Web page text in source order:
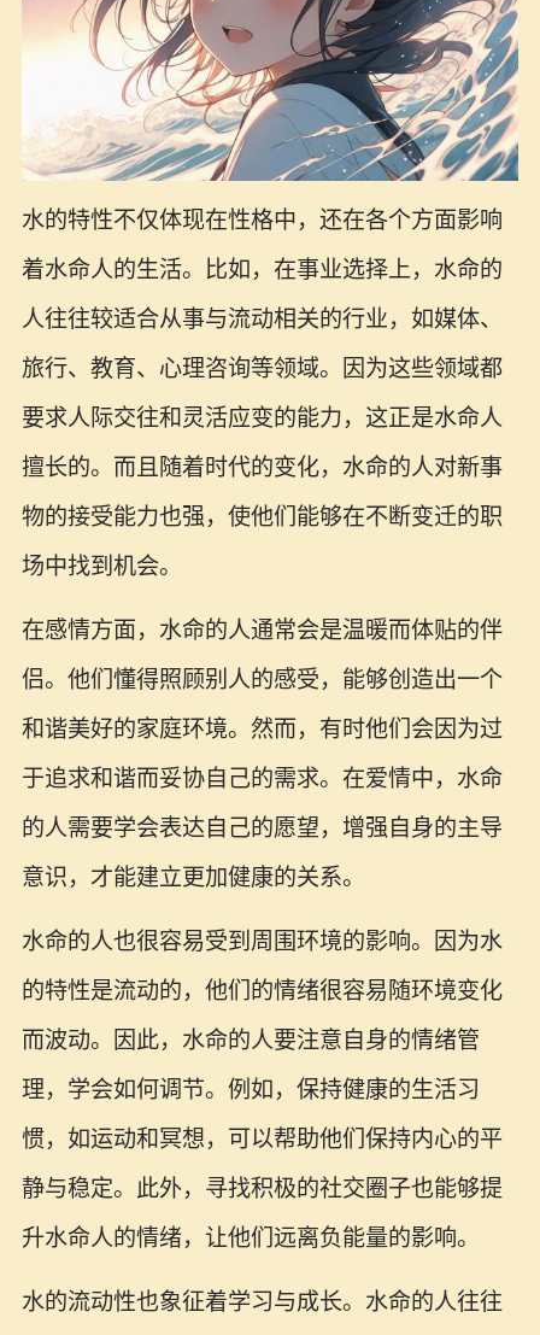
水的特性不仅体现在性格中，还在各个方面影响
着水命人的生活。比如，在事业选择上，水命的
人往往较适合从事与流动相关的行业，如媒体、
旅行、教育、心理咨询等领域。因为这些领域都
要求人际交往和灵活应变的能力，这正是水命人
擅长的。而且随着时代的变化，水命的人对新事
物的接受能力也强，使他们能够在不断变迁的职
场中找到机会。
在感情方面，水命的人通常会是温暖而体贴的伴
侣。他们懂得照顾别人的感受，能够创造出一个
和谐美好的家庭环境。然而，有时他们会因为过
于追求和谐而妥协自己的需求。在爱情中，水命
的人需要学会表达自己的愿望，增强自身的主导
意识，才能建立更加健康的关系。
水命的人也很容易受到周围环境的影响。因为水
的特性是流动的，他们的情绪很容易随环境变化
而波动。因此，水命的人要注意自身的情绪管
理，学会如何调节。例如，保持健康的生活习
惯，如运动和冥想，可以帮助他们保持内心的平
静与稳定。此外，寻找积极的社交圈子也能够提
升水命人的情绪，让他们远离负能量的影响。
水的流动性也象征着学习与成长。水命的人往往